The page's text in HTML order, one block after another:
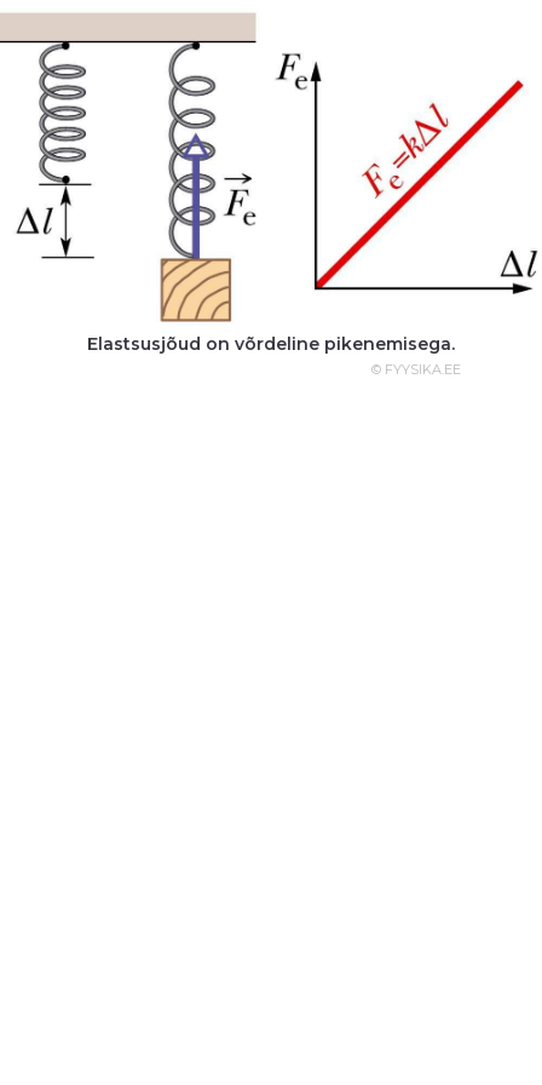
Elastsusjõud on võrdeline pikenemisega.
© FYYSIKA.EE